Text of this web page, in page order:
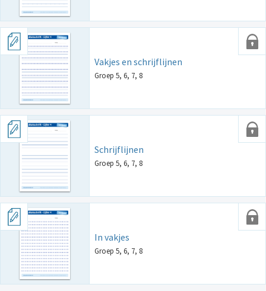
Vakjes en schrijflijnen
Groep 5, 6, 7, 8
Schrijflijnen
Groep 5, 6, 7, 8
In vakjes
Groep 5, 6, 7, 8